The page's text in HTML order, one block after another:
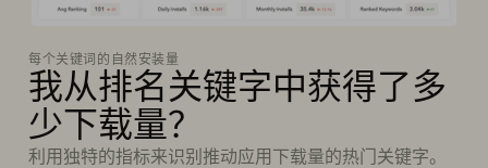
每个关键词的自然安装量
我从排名关键字中获得了多
少下载量？
利用独特的指标来识别推动应用下载量的热门关键字。